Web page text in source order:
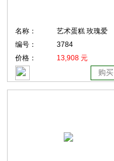
名称：
艺术蛋糕 玫瑰爱
编号：
3784
价格：
13,908 元
购买